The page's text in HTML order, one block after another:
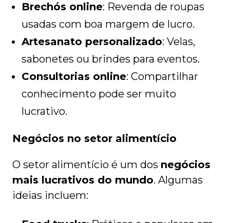
Brechós online: Revenda de roupas
usadas com boa margem de lucro.
Artesanato personalizado: Velas,
sabonetes ou brindes para eventos.
Consultorias online: Compartilhar
conhecimento pode ser muito
lucrativo.
Negócios no setor alimentício
O setor alimentício é um dos negócios
mais lucrativos do mundo. Algumas
ideias incluem: